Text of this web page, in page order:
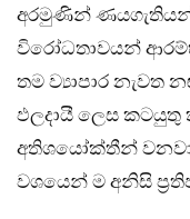
අරමුණින්
විරෝධතාවයන්
තම ව්‍යාපාර නැවත
ඵලදායී ලෙස කටයුතු
අතිශයෝක්තීන්
වශයෙන් ම අනිසි